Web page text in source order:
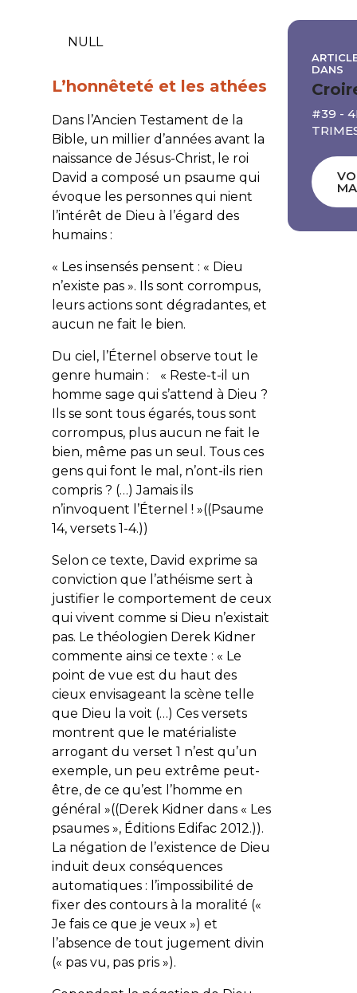
NULL
L’honnêteté et les athées
Dans l’Ancien Testament de la
Bible, un millier d’années avant la
naissance de Jésus-Christ, le roi
David a composé un psaume qui
évoque les personnes qui nient
l’intérêt de Dieu à l’égard des
humains :
« Les insensés pensent : « Dieu
n’existe pas ». Ils sont corrompus,
leurs actions sont dégradantes, et
aucun ne fait le bien.
Du ciel, l’Éternel observe tout le
genre humain : « Reste-t-il un
homme sage qui s’attend à Dieu ?
Ils se sont tous égarés, tous sont
corrompus, plus aucun ne fait le
bien, même pas un seul. Tous ces
gens qui font le mal, n’ont-ils rien
compris ? (…) Jamais ils
n’invoquent l’Éternel ! »((Psaume
14, versets 1-4.))
Selon ce texte, David exprime sa
conviction que l’athéisme sert à
justifier le comportement de ceux
qui vivent comme si Dieu n’existait
pas. Le théologien Derek Kidner
commente ainsi ce texte : « Le
point de vue est du haut des
cieux envisageant la scène telle
que Dieu la voit (…) Ces versets
montrent que le matérialiste
arrogant du verset 1 n’est qu’un
exemple, un peu extrême peut-
être, de ce qu’est l’homme en
général »((Derek Kidner dans « Les
psaumes », Éditions Edifac 2012.)).
La négation de l’existence de Dieu
induit deux conséquences
automatiques : l’impossibilité de
fixer des contours à la moralité («
Je fais ce que je veux ») et
l’absence de tout jugement divin
(« pas vu, pas pris »).
DANS
#39 -